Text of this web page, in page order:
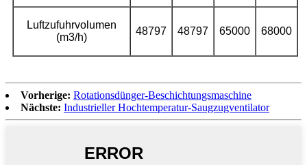
Luftzufuhrvolumen
(m3/h)
48797 48797 65000 68000
Vorherige: Rotationsdünger-Beschichtungsmaschine
Nächste: Industrieller Hochtemperatur-Saugzugventilator